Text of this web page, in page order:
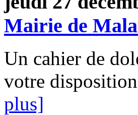
Mairie de
Un cahier de
votre
plus]